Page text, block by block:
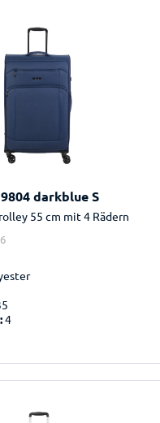
darkblue S
55 cm mit 4 Rädern
4